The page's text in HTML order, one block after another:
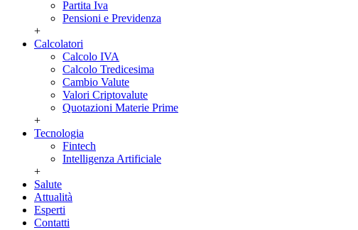
Partita Iva
Pensioni e Previdenza
+
Calcolatori
Calcolo IVA
Calcolo Tredicesima
Cambio Valute
Valori Criptovalute
Quotazioni Materie Prime
+
Tecnologia
Fintech
Intelligenza Artificiale
+
Salute
Attualità
Esperti
Contatti